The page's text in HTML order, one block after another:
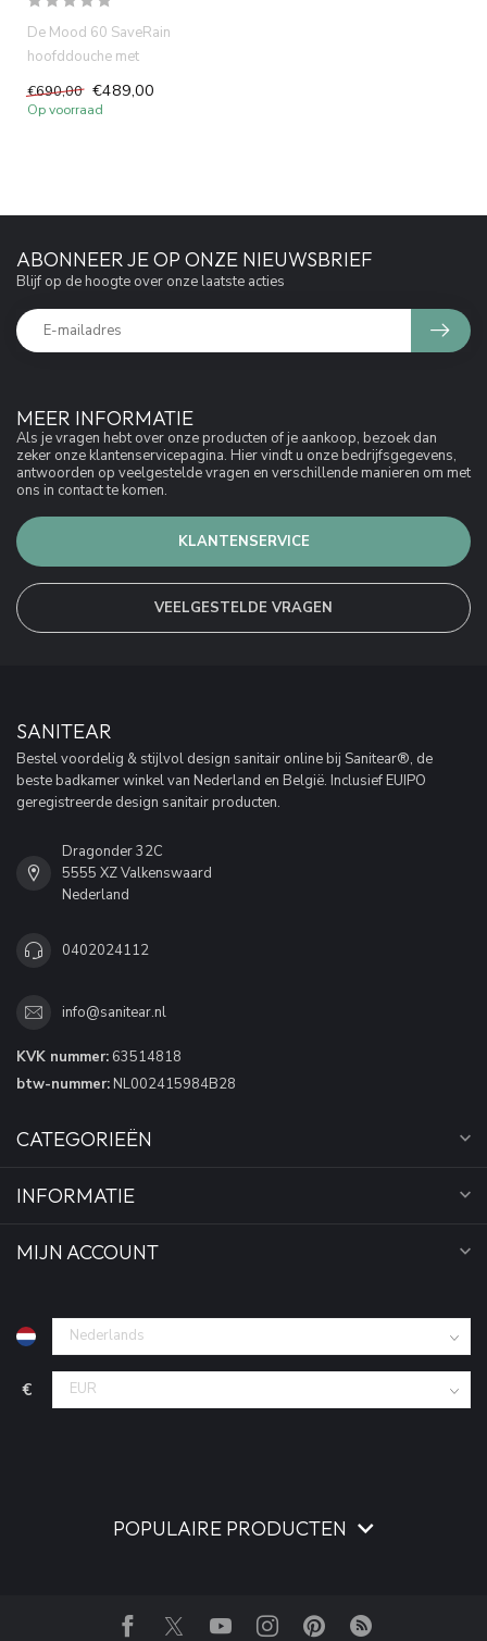
De Mood 60 SaveRain
hoofddouche met
waterbesparend heeft
Watermark, Wells Iso ge...
€690,00 €489,00
Op voorraad
MEER INFORMATIE
Als je vragen hebt over onze producten of je aankoop, bezoek dan
zeker onze klantenservicepagina. Hier vindt u onze bedrijfsgegevens,
antwoorden op veelgestelde vragen en verschillende manieren om met
ons in contact te komen.
KLANTENSERVICE
VEELGESTELDE VRAGEN
ABONNEER JE OP ONZE NIEUWSBRIEF
Blijf op de hoogte over onze laatste acties
SANITEAR
Bestel voordelig & stijlvol design sanitair online bij Sanitear®, de
beste badkamer winkel van Nederland en België. Inclusief EUIPO
geregistreerde design sanitair producten.
Dragonder 32C
5555 XZ Valkenswaard
Nederland
0402024112
info@sanitear.nl
KVK nummer: 63514818
btw-nummer: NL002415984B28
CATEGORIEËN
INFORMATIE
MIJN ACCOUNT
€
POPULAIRE PRODUCTEN